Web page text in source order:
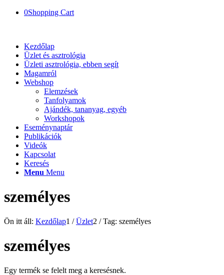
0Shopping Cart
Kezdőlap
Üzlet és asztrológia
Üzleti asztrológia, ebben segít
Magamról
Webshop
Elemzések
Tanfolyamok
Ajándék, tananyag, egyéb
Workshopok
Eseménynaptár
Publikációk
Videók
Kapcsolat
Keresés
Menu Menu
személyes
Ön itt áll: Kezdőlap1 / Üzlet2 / Tag: személyes
személyes
Egy termék se felelt meg a keresésnek.